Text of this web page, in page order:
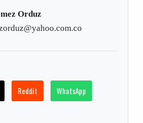
Orduz
Reddit WhatsApp